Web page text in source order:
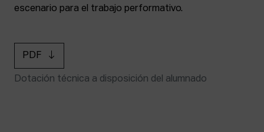
escenario para el trabajo performativo.
PDF
Dotación técnica a disposición del alumnado